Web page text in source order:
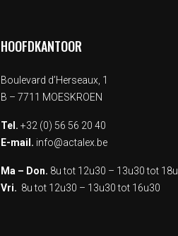
HOOFDKANTOOR
Boulevard d’Herseaux, 1
B – 7711 MOESKROEN
Tel. +32 (0) 56 56 20 40
E-mail. info@actalex.be
Ma – Don. 8u tot 12u30 – 13u30 tot 18u
Vri. 8u tot 12u30 – 13u30 tot 16u30